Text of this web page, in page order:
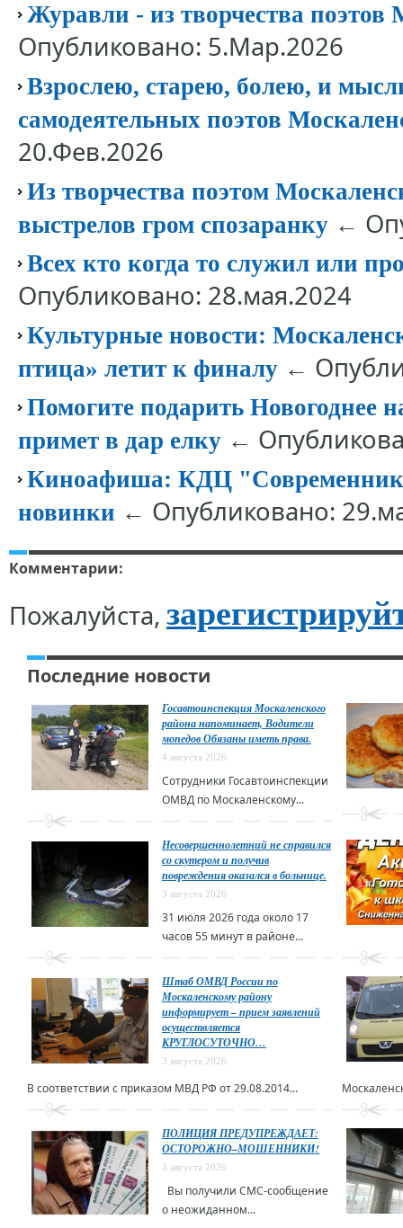
Журавли - из творчества поэтов
Опубликовано: 5.Мар.2026
Взрослею, старею, болею, и
самодеятельных поэтов
20.Фев.2026
Из творчества поэтом
выстрелов гром спозаранку ←
Всех кто когда то служил или
Опубликовано: 28.мая.2024
Культурные новости:
птица» летит к финалу ←
Помогите подарить Новогоднее
примет в дар елку ←
Киноафиша: КДЦ "Современник"
новинки ← Опубликовано:
Комментарии:
Пожалуйста,
Последние новости
Госавтоинспекция Москаленского
района напоминает, Водители
мопедов Обязаны иметь права.
4 августа 2026
Сотрудники Госавтоинспекции
ОМВД по Москаленскому...
Несовершеннолетний не справился
со скутером и получив
повреждения оказался в больнице.
3 августа 2026
31 июля 2026 года около 17
часов 55 минут в районе...
Штаб ОМВД России по
Москаленскому району
информирует – прием заявлений
осуществляется
КРУГЛОСУТОЧНО…
3 августа 2026
В соответствии с приказом МВД РФ от 29.08.2014...
ПОЛИЦИЯ ПРЕДУПРЕЖДАЕТ:
ОСТОРОЖНО–МОШЕННИКИ!
3 августа 2026
Вы получили СМС-сообщение
о неожиданном...